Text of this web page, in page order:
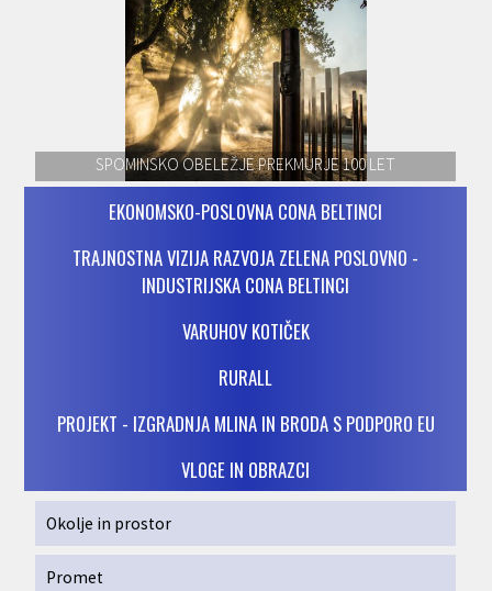
SPOMINSKO OBELEŽJE PREKMURJE 100 LET
EKONOMSKO-POSLOVNA CONA BELTINCI
TRAJNOSTNA VIZIJA RAZVOJA ZELENA POSLOVNO -
INDUSTRIJSKA CONA BELTINCI
VARUHOV KOTIČEK
RURALL
PROJEKT - IZGRADNJA MLINA IN BRODA S PODPORO EU
VLOGE IN OBRAZCI
Okolje in prostor
Promet